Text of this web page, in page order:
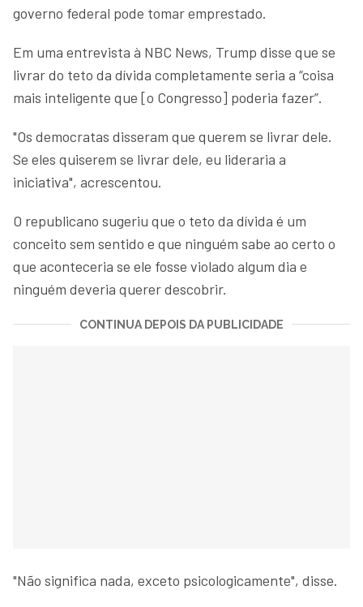
governo federal pode tomar emprestado.
Em uma entrevista à NBC News, Trump disse que se
livrar do teto da dívida completamente seria a “coisa
mais inteligente que [o Congresso] poderia fazer”.
"Os democratas disseram que querem se livrar dele.
Se eles quiserem se livrar dele, eu lideraria a
iniciativa", acrescentou.
O republicano sugeriu que o teto da dívida é um
conceito sem sentido e que ninguém sabe ao certo o
que aconteceria se ele fosse violado algum dia e
ninguém deveria querer descobrir.
CONTINUA DEPOIS DA PUBLICIDADE
"Não significa nada, exceto psicologicamente", disse.